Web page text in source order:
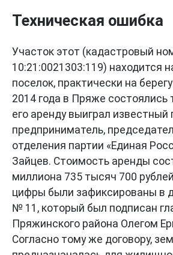
Техническая ошибка
Участок этот (кадастровый
10:21:0021303:119) находится
поселок, практически на
2014 года в Пряже состоялись
его аренду выиграл
предприниматель,
отделения партии «Единая
Зайцев. Стоимость аренды
миллиона 735 тысяч 700
цифры были зафиксированы в
№ 11, который был подписан
Пряжинского района Олегом
Согласно тому же договору,